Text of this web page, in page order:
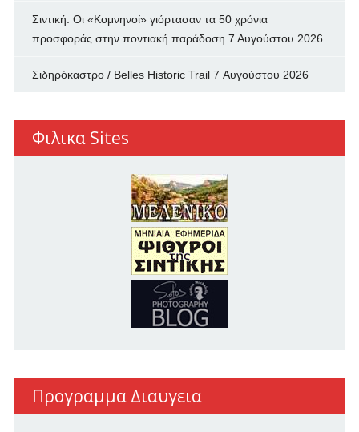
Σιντική: Οι «Κομνηνοί» γιόρτασαν τα 50 χρόνια
προσφοράς στην ποντιακή παράδοση 7 Αυγούστου 2026
Σιδηρόκαστρο / Belles Historic Trail 7 Αυγούστου 2026
Φιλικα Sites
Προγραμμα Διαυγεια